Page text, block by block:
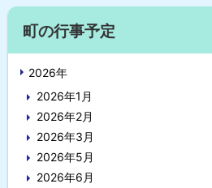
に
戻
サ
イ
ド
町の行事予定
2026年
2026年1月
2026年2月
2026年3月
2026年5月
2026年6月